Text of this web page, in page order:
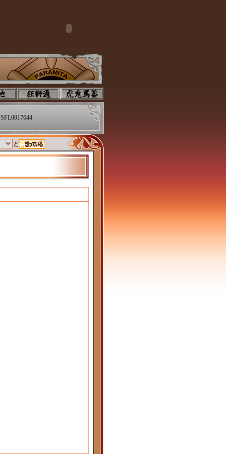
SFL0017644
と